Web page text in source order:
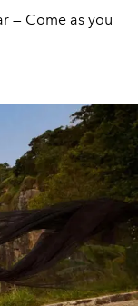
— Come as you